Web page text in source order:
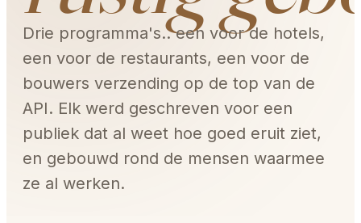
Drie programma's.. een voor de hotels,
een voor de restaurants, een voor de
bouwers verzending op de top van de
API. Elk werd geschreven voor een
publiek dat al weet hoe goed eruit ziet,
en gebouwd rond de mensen waarmee
ze al werken.